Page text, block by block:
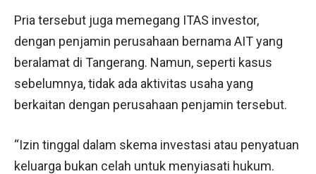
Pria tersebut juga memegang ITAS investor,
dengan penjamin perusahaan bernama AIT yang
beralamat di Tangerang. Namun, seperti kasus
sebelumnya, tidak ada aktivitas usaha yang
berkaitan dengan perusahaan penjamin tersebut.
“Izin tinggal dalam skema investasi atau penyatuan
keluarga bukan celah untuk menyiasati hukum.